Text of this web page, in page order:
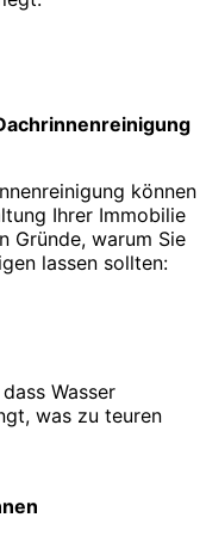
können
Ihrer Immobilie
Gründe, warum Sie
lassen sollten:
Wasser
was zu teuren